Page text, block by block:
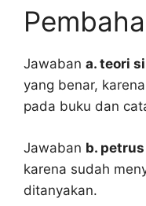
Jawaban a. teori
yang benar,
pada buku dan
Jawaban b. petrus
karena sudah
ditanyakan.